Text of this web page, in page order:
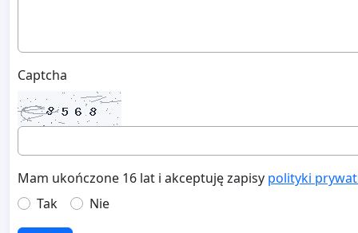
Captcha
Mam ukończone 16 lat i akceptuję zapisy polityki
Tak
Nie